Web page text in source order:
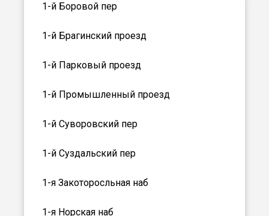
1-й Боровой пер
1-й Брагинский проезд
1-й Парковый проезд
1-й Промышленный проезд
1-й Суворовский пер
1-й Суздальский пер
1-я Закоторосльная наб
1-я Норская наб